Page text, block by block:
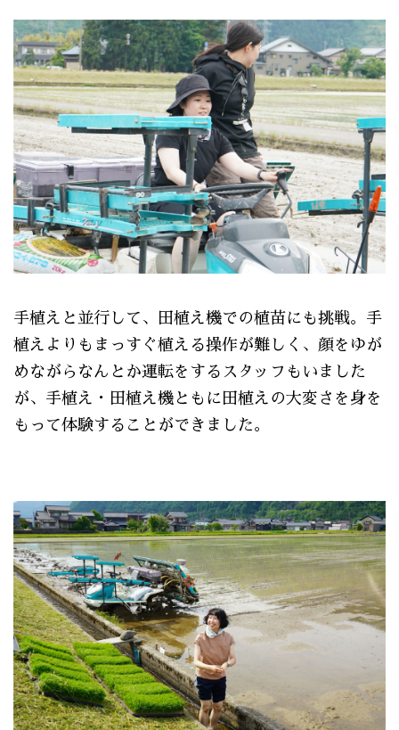
手植えと並行して、田植え機での植苗にも挑戦。手
植えよりもまっすぐ植える操作が難しく、顔をゆが
めながらなんとか運転をするスタッフもいました
が、手植え・田植え機ともに田植えの大変さを身を
もって体験することができました。